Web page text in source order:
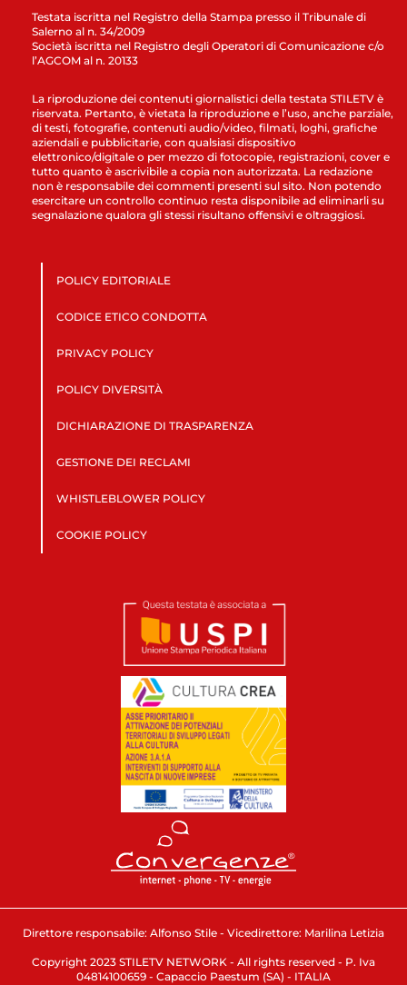
Testata iscritta nel Registro della Stampa presso il Tribunale di
Salerno al n. 34/2009
Società iscritta nel Registro degli Operatori di Comunicazione c/o
l’AGCOM al n. 20133
La riproduzione dei contenuti giornalistici della testata STILETV è
riservata. Pertanto, è vietata la riproduzione e l’uso, anche parziale,
di testi, fotografie, contenuti audio/video, filmati, loghi, grafiche
aziendali e pubblicitarie, con qualsiasi dispositivo
elettronico/digitale o per mezzo di fotocopie, registrazioni, cover e
tutto quanto è ascrivibile a copia non autorizzata. La redazione
non è responsabile dei commenti presenti sul sito. Non potendo
esercitare un controllo continuo resta disponibile ad eliminarli su
segnalazione qualora gli stessi risultano offensivi e oltraggiosi.
POLICY EDITORIALE
CODICE ETICO CONDOTTA
PRIVACY POLICY
POLICY DIVERSITÀ
DICHIARAZIONE DI TRASPARENZA
GESTIONE DEI RECLAMI
WHISTLEBLOWER POLICY
COOKIE POLICY
Direttore responsabile: Alfonso Stile - Vicedirettore: Marilina Letizia
Copyright 2023 STILETV NETWORK - All rights reserved - P. Iva
04814100659 - Capaccio Paestum (SA) - ITALIA